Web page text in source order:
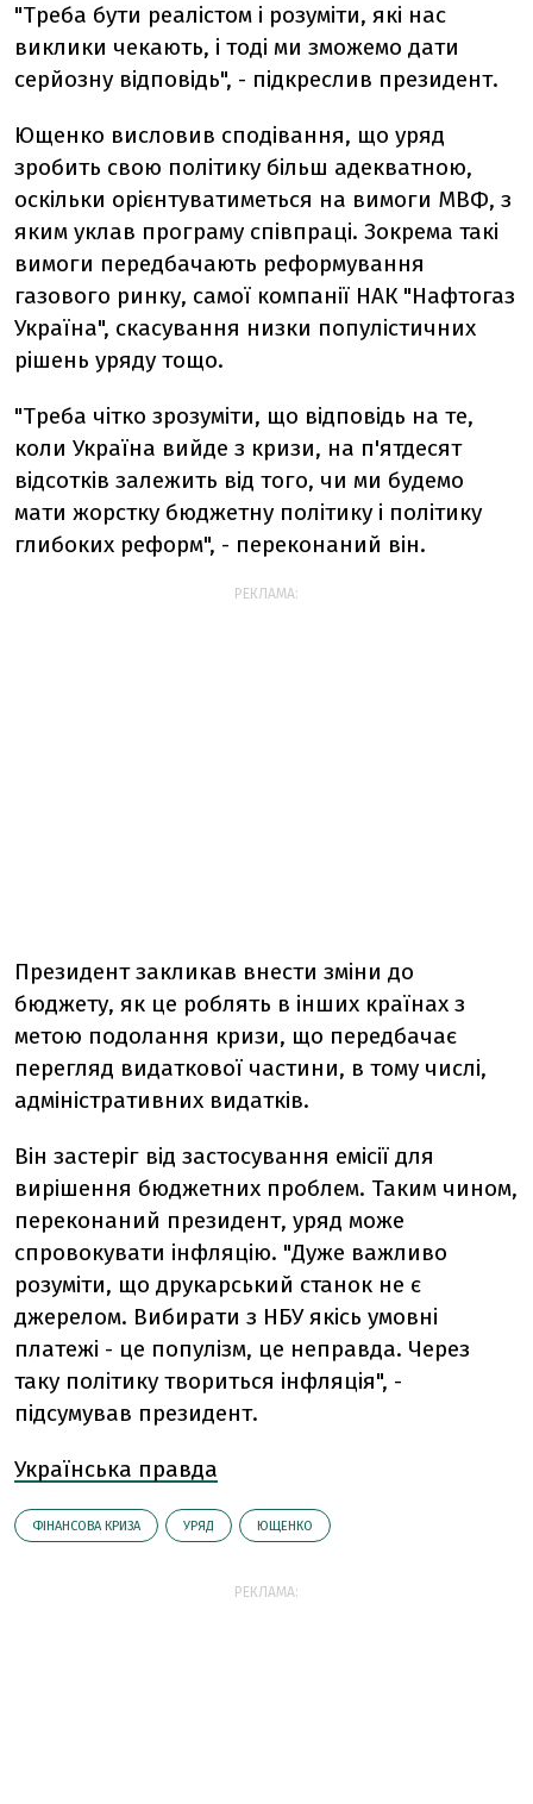
"Треба бути реалістом і розуміти, які нас
виклики чекають, і тоді ми зможемо дати
серйозну відповідь", - підкреслив президент.
Ющенко висловив сподівання, що уряд
зробить свою політику більш адекватною,
оскільки орієнтуватиметься на вимоги МВФ, з
яким уклав програму співпраці. Зокрема такі
вимоги передбачають реформування
газового ринку, самої компанії НАК "Нафтогаз
Україна", скасування низки популістичних
рішень уряду тощо.
"Треба чітко зрозуміти, що відповідь на те,
коли Україна вийде з кризи, на п'ятдесят
відсотків залежить від того, чи ми будемо
мати жорстку бюджетну політику і політику
глибоких реформ", - переконаний він.
РЕКЛАМА:
Президент закликав внести зміни до
бюджету, як це роблять в інших країнах з
метою подолання кризи, що передбачає
перегляд видаткової частини, в тому числі,
адміністративних видатків.
Він застеріг від застосування емісії для
вирішення бюджетних проблем. Таким чином,
переконаний президент, уряд може
спровокувати інфляцію. "Дуже важливо
розуміти, що друкарський станок не є
джерелом. Вибирати з НБУ якісь умовні
платежі - це популізм, це неправда. Через
таку політику твориться інфляція", -
підсумував президент.
Українська правда
ФІНАНСОВА КРИЗА УРЯД ЮЩЕНКО
РЕКЛАМА: